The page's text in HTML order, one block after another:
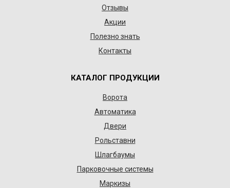
Отзывы
Акции
Полезно знать
Контакты
КАТАЛОГ ПРОДУКЦИИ
Ворота
Автоматика
Двери
Рольставни
Шлагбаумы
Парковочные системы
Маркизы